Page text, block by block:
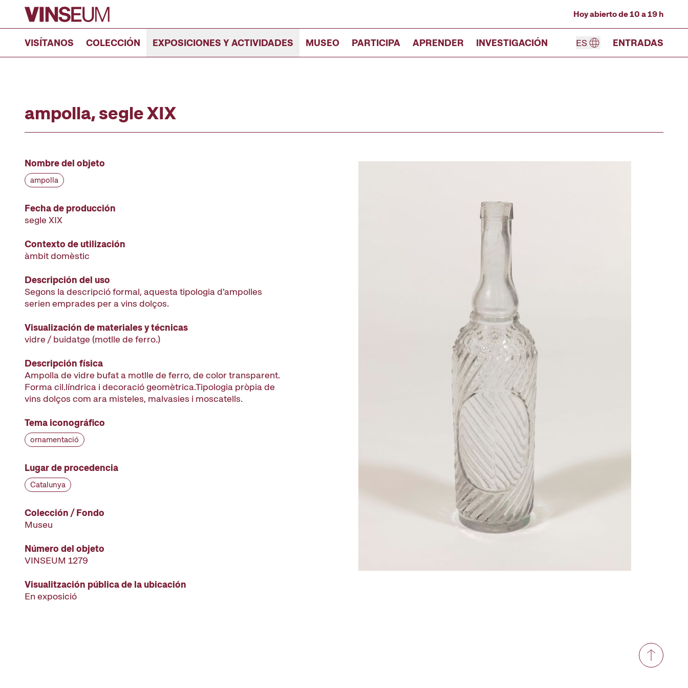
Ir al contenido
Hoy abierto de 10 a 19 h
VISÍTANOS COLECCIÓN EXPOSICIONES Y ACTIVIDADES MUSEO PARTICIPA APRENDER INVESTIGACIÓN ES ENTRADAS
ampolla, segle XIX
Nombre del objeto
ampolla
Fecha de producción
segle XIX
Contexto de utilización
àmbit domèstic
Descripción del uso
Segons la descripció formal, aquesta tipologia d'ampolles
serien emprades per a vins dolços.
Visualización de materiales y técnicas
vidre / buidatge (motlle de ferro.)
Descripción física
Ampolla de vidre bufat a motlle de ferro, de color transparent.
Forma cil.líndrica i decoració geomètrica.Tipologia pròpia de
vins dolços com ara misteles, malvasies i moscatells.
Tema iconográfico
ornamentació
Lugar de procedencia
Catalunya
Colección / Fondo
Museu
Número del objeto
VINSEUM 1279
Visualitzación pública de la ubicación
En exposició